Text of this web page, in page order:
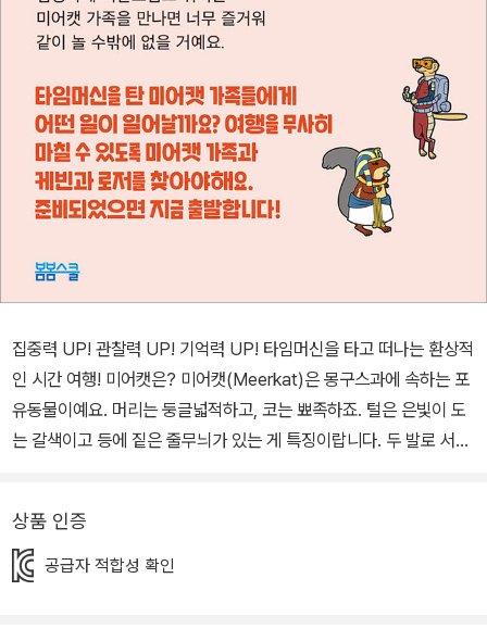
집중력 UP! 관찰력 UP! 기억력 UP! 타임머신을 타고 떠나는 환상적
인 시간 여행! 미어캣은? 미어캣(Meerkat)은 몽구스과에 속하는 포
유동물이예요. 머리는 둥글넓적하고, 코는 뾰족하죠. 털은 은빛이 도
는 갈색이고 등에 짙은 줄무늬가 있는 게 특징이랍니다. 두 발로 서서
사랑스러워 인형과 애니메이션, 일러스트 등으로 인기를 얻고 있는
세계적인 스타랍니다. 역사의 한 장면이 펼쳐지면 그림 곳곳에 숨은
상품 인증
공급자 적합성 확인